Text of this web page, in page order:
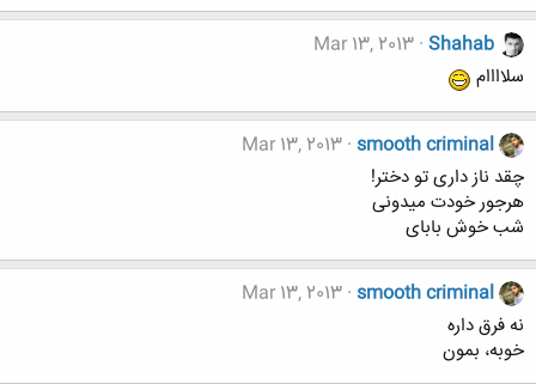
Shahab
Mar 13, 2013
سلاااام
smooth criminal
Mar 13, 2013
چقد ناز داری تو دختر!
هرجور خودت میدونی
شب خوش بابای
smooth criminal
Mar 13, 2013
نه فرق داره
خوبه، بمون